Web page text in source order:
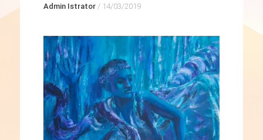
Admin Istrator/ 14/03/2019